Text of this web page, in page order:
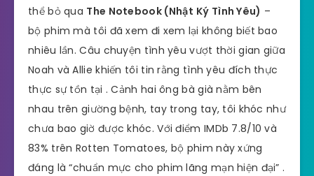
thể bỏ qua The Notebook (Nhật Ký Tình Yêu) –
bộ phim mà tôi đã xem đi xem lại không biết bao
nhiêu lần. Câu chuyện tình yêu vượt thời gian giữa
Noah và Allie khiến tôi tin rằng tình yêu đích thực
thực sự tồn tại . Cảnh hai ông bà già nằm bên
nhau trên giường bệnh, tay trong tay, tôi khóc như
chưa bao giờ được khóc. Với điểm IMDb 7.8/10 và
83% trên Rotten Tomatoes, bộ phim này xứng
đáng là “chuẩn mực cho phim lãng mạn hiện đại” .